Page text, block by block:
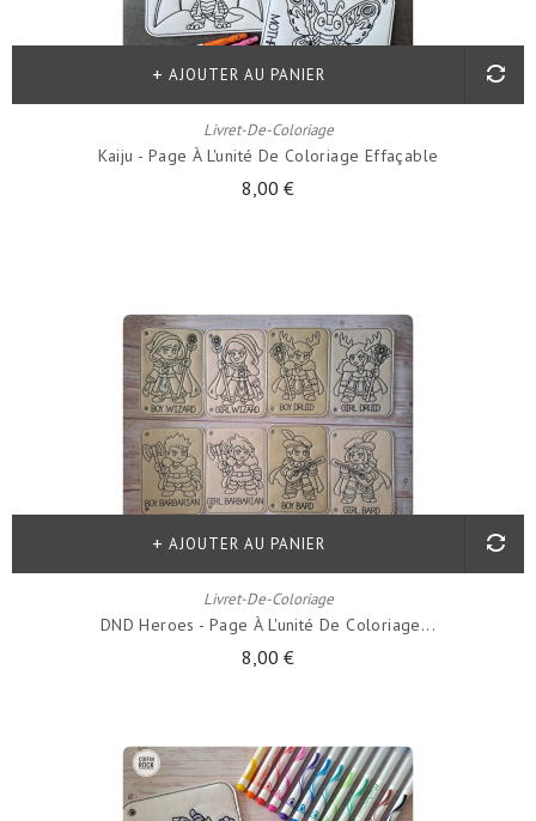
Livret-De-Coloriage
Kaiju - Page À L'unité De Coloriage Effaçable
8,00 €
AJOUTER AU PANIER
Livret-De-Coloriage
DND Heroes - Page À L'unité De Coloriage...
8,00 €
AJOUTER AU PANIER